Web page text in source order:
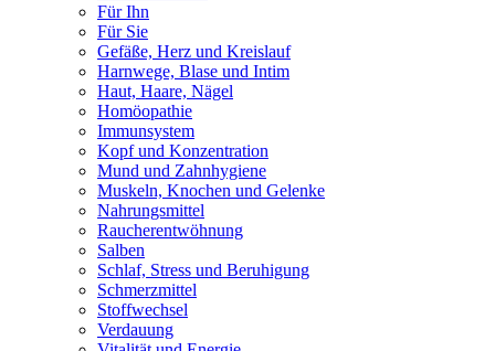
Für Ihn
Für Sie
Gefäße, Herz und Kreislauf
Harnwege, Blase und Intim
Haut, Haare, Nägel
Homöopathie
Immunsystem
Kopf und Konzentration
Mund und Zahnhygiene
Muskeln, Knochen und Gelenke
Nahrungsmittel
Raucherentwöhnung
Salben
Schlaf, Stress und Beruhigung
Schmerzmittel
Stoffwechsel
Verdauung